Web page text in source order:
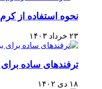
نحوه استفاده از
۲۳ خرداد ۱۴۰۳
ترفندهای ساده
۱۸ دی ۱۴۰۲